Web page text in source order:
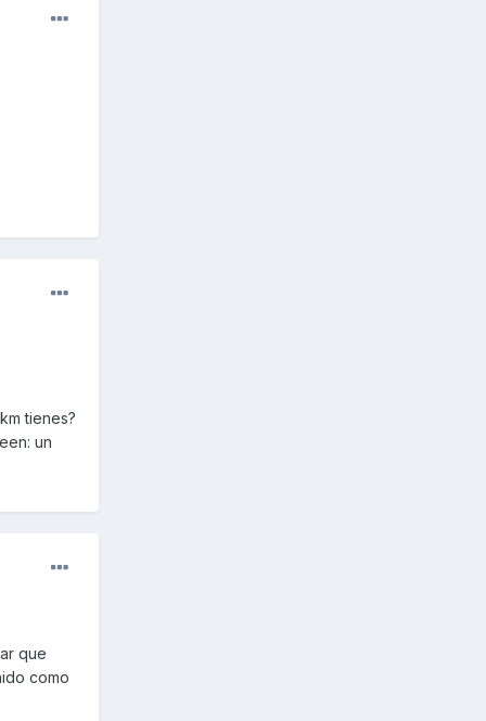
tienes?
un
que
como